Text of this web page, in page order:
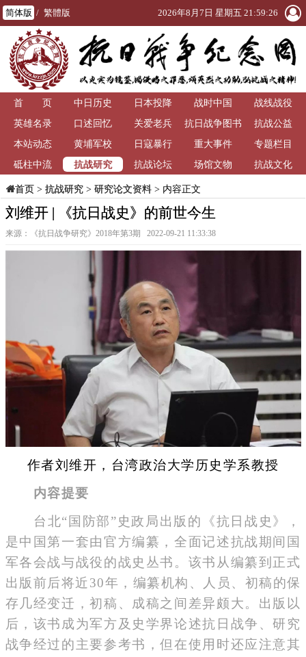
简体版 / 繁體版 2026年8月7日 星期五 21:59:28
首 页 中日历史 日本投降 战时中国
战线战役
英雄名录
口述回忆 关爱老兵
抗日战争图书
馆
抗战公益
本站动态
黄埔军校 日寇暴行 重大事件
专题栏目
砥柱中流
抗战研究 抗战论坛 场馆文物 抗战文化
首页> 抗战研究> 研究论文资料> 内容正文
刘维开 | 《抗日战史》的前世今生
来源：《抗日战争研究》2018年第3期 2022-09-21 11:33:38
作者刘维开，台湾政治大学历史学系教授
内容提要
台北“国防部”史政局出版的《抗日战史》，
是中国第一套由官方编纂，全面记述抗战期间国
军各会战与战役的战史丛书。该书从编纂到正式
出版前后将近30年，编纂机构、人员、初稿的保
存几经变迁，初稿、成稿之间差异颇大。出版以
后，该书成为军方及史学界论述抗日战争、研究
战争经过的主要参考书，但在使用时还应注意其